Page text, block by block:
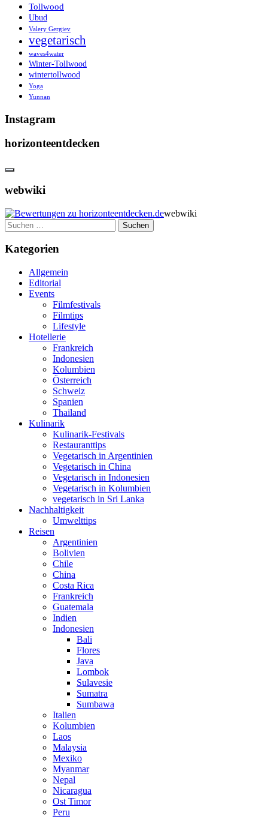
Tollwood
Ubud
Valery Gergiev
vegetarisch
waves4water
Winter-Tollwood
wintertollwood
Yoga
Yunnan
Instagram
horizonteentdecken
webwiki
webwiki
Suchen
nach:
Kategorien
Allgemein
Editorial
Events
Filmfestivals
Filmtips
Lifestyle
Hotellerie
Frankreich
Indonesien
Kolumbien
Österreich
Schweiz
Spanien
Thailand
Kulinarik
Kulinarik-Festivals
Restauranttips
Vegetarisch in Argentinien
Vegetarisch in China
Vegetarisch in Indonesien
Vegetarisch in Kolumbien
vegetarisch in Sri Lanka
Nachhaltigkeit
Umwelttips
Reisen
Argentinien
Bolivien
Chile
China
Costa Rica
Frankreich
Guatemala
Indien
Indonesien
Bali
Flores
Java
Lombok
Sulavesie
Sumatra
Sumbawa
Italien
Kolumbien
Laos
Malaysia
Mexiko
Myanmar
Nepal
Nicaragua
Ost Timor
Peru